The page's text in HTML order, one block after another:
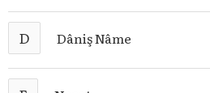
D Dâniş Nâme